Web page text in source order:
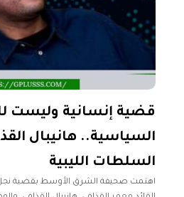
قضية إنسانية وليست
السياسية.. هانيبال
السلطات الليبية
اهتمت صحيفة الشرق الأوسط بقضية نجل